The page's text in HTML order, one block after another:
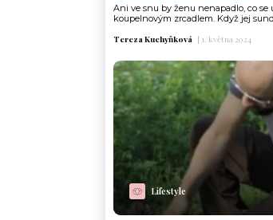
Ani ve snu by ženu nenapadlo, co se
koupelnovým zrcadlem. Když jej
Tereza Kuchyňková | 1. května 2024
Lifestyle